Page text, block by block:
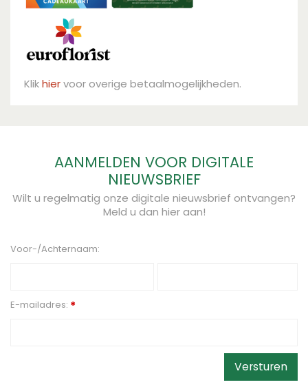
Klikhiervoor overige betaalmogelijkheden.
AANMELDEN VOOR DIGITALE
NIEUWSBRIEF
Wilt u regelmatig onze digitale nieuwsbrief ontvangen?
Meld u dan hier aan!
Voor-/Achternaam:
E-mailadres: *